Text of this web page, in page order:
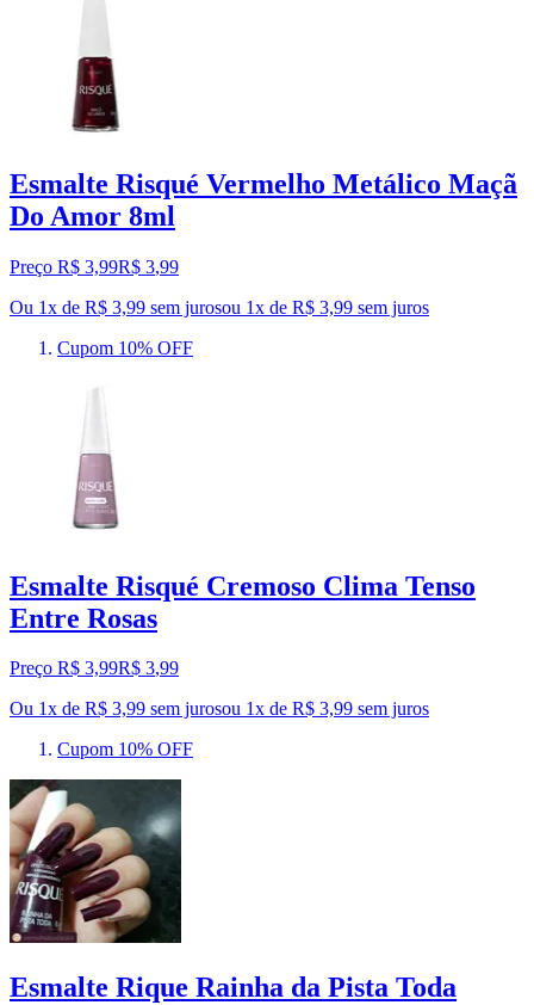
Esmalte Risqué Vermelho Metálico Maçã
Do Amor 8ml
Preço R$ 3,99R$ 3,99
Ou 1x de R$ 3,99 sem jurosou 1x de R$ 3,99 sem juros
Cupom 10% OFF
Esmalte Risqué Cremoso Clima Tenso
Entre Rosas
Preço R$ 3,99R$ 3,99
Ou 1x de R$ 3,99 sem jurosou 1x de R$ 3,99 sem juros
Cupom 10% OFF
Esmalte Rique Rainha da Pista Toda